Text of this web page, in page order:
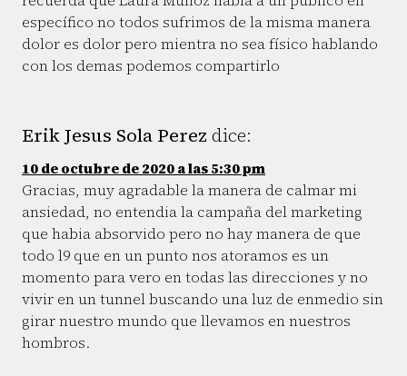
específico no todos sufrimos de la misma manera
dolor es dolor pero mientra no sea físico hablando
con los demas podemos compartirlo
Erik Jesus Sola Perez dice:
10 de octubre de 2020 a las 5:30 pm
Gracias, muy agradable la manera de calmar mi
ansiedad, no entendia la campaña del marketing
que habia absorvido pero no hay manera de que
todo l9 que en un punto nos atoramos es un
momento para vero en todas las direcciones y no
vivir en un tunnel buscando una luz de enmedio sin
girar nuestro mundo que llevamos en nuestros
hombros.